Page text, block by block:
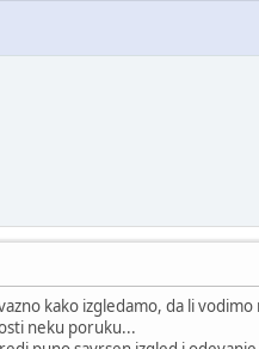
kako izgledamo, da li vodimo
neku poruku...